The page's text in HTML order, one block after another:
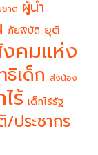
ชาติ ผู้นำ
ภัยพิบัติ ยุติ
คมแห่ง
ธิเด็ก ส่งน้อง
ร้ เด็กไร้รัฐ
/ประชากร